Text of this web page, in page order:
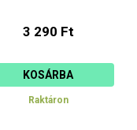
3 290 Ft
KOSÁRBA
Raktáron